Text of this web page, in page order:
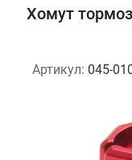
Хомут
Артикул: 045-